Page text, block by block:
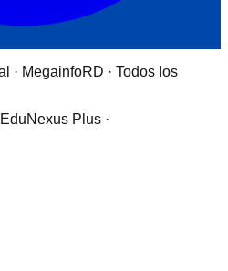
· MegainfoRD · Todos los
Plus ·